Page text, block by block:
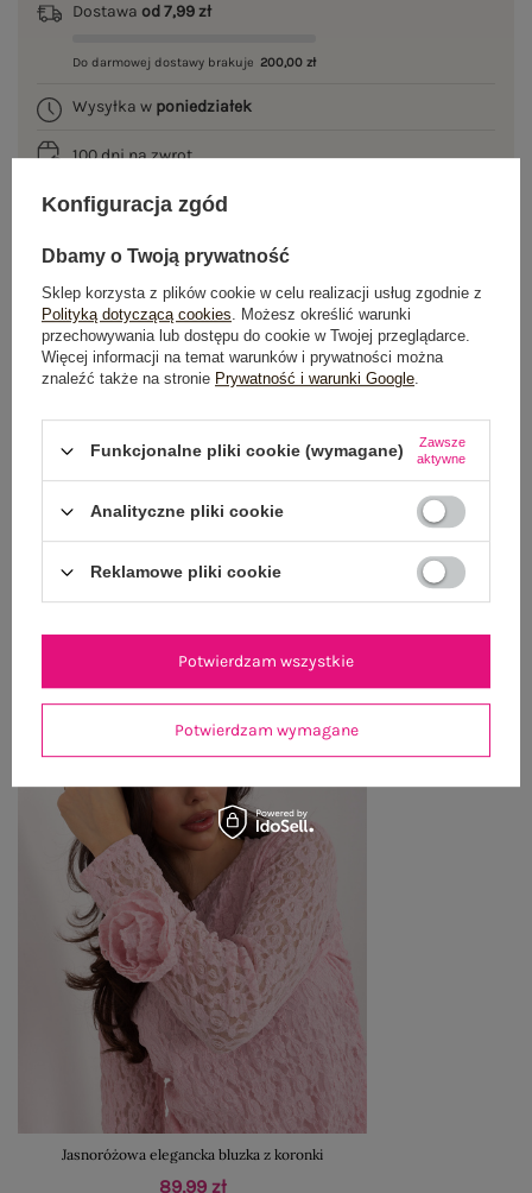
Dostawa od 7,99 zł
Do darmowej dostawy brakuje 200,00 zł
Wysyłka w poniedziałek
100 dni na zwrot
OPIS PRODUKTU
GŁÓWNE PARAMETRY
OPINIE O PRODUKCIE (0)
ZWROTY I REKLAMACJE
OSTATNIO OGLĄDANE
Jasnoróżowa elegancka bluzka z koronki
89,99 zł
Konfiguracja zgód
Dbamy o Twoją prywatność
Sklep korzysta z plików cookie w celu realizacji usług zgodnie z
Polityką dotyczącą cookies. Możesz określić warunki
przechowywania lub dostępu do cookie w Twojej przeglądarce.
Więcej informacji na temat warunków i prywatności można
znaleźć także na stronie Prywatność i warunki Google.
Funkcjonalne pliki cookie (wymagane)
Zawsze
aktywne
Analityczne pliki cookie
Reklamowe pliki cookie
Potwierdzam wymagane
Potwierdzam wszystkie